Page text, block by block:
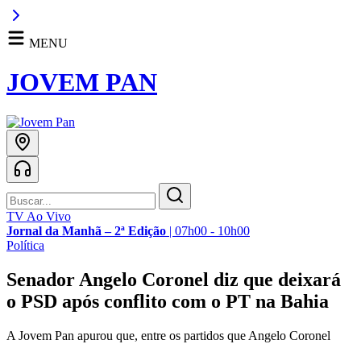
MENU
JOVEM PAN
TV Ao Vivo
Jornal da Manhã – 2ª Edição | 07h00 - 10h00
Política
Senador Angelo Coronel diz que deixará
o PSD após conflito com o PT na Bahia
A Jovem Pan apurou que, entre os partidos que Angelo Coronel